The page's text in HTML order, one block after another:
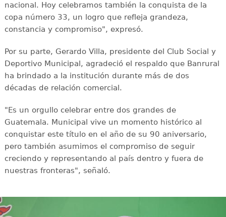
nacional. Hoy celebramos también la conquista de la
copa número 33, un logro que refleja grandeza,
constancia y compromiso", expresó.
Por su parte, Gerardo Villa, presidente del Club Social y
Deportivo Municipal, agradeció el respaldo que Banrural
ha brindado a la institución durante más de dos
décadas de relación comercial.
"Es un orgullo celebrar entre dos grandes de
Guatemala. Municipal vive un momento histórico al
conquistar este título en el año de su 90 aniversario,
pero también asumimos el compromiso de seguir
creciendo y representando al país dentro y fuera de
nuestras fronteras", señaló.